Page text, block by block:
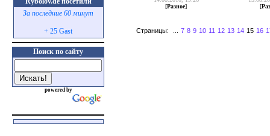
За последние 60 минут
+ 25 Gast
Поиск по сайту
powered by
[Разное]
[
Страницы: 7 8 9 10 11 12 13 14 15 16